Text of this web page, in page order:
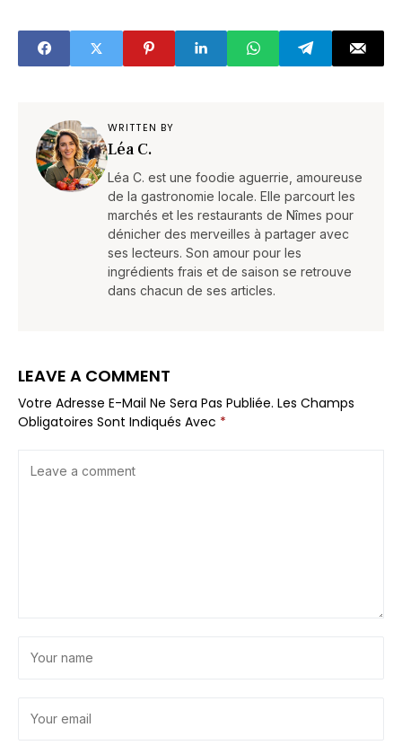
WRITTEN BY
Léa C.
Léa C. est une foodie aguerrie, amoureuse
de la gastronomie locale. Elle parcourt les
marchés et les restaurants de Nîmes pour
dénicher des merveilles à partager avec
ses lecteurs. Son amour pour les
ingrédients frais et de saison se retrouve
dans chacun de ses articles.
LEAVE A COMMENT
Votre Adresse E-Mail Ne Sera Pas Publiée. Les Champs
Obligatoires Sont Indiqués Avec *